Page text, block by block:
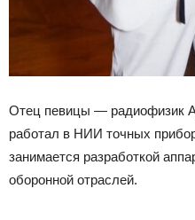
Отец певицы — радиофизик
работал в НИИ точных
занимается разработкой
оборонной отраслей.